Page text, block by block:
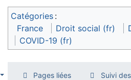
Catégories :
France
Droit social (fr)
COVID-19 (fr)
Pages liées Suivi